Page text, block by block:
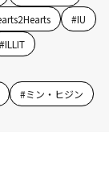
#IU
#ILLIT
#ミン・ヒジン